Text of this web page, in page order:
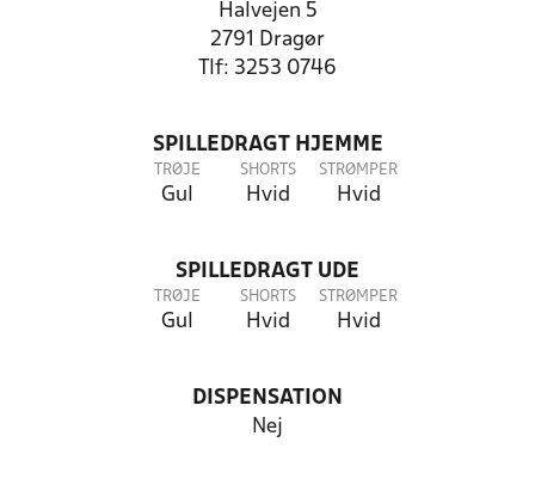
Halvejen 5
2791 Dragør
Tlf: 3253 0746
SPILLEDRAGT HJEMME
TRØJE
Gul
SHORTS
Hvid
STRØMPER
Hvid
SPILLEDRAGT UDE
TRØJE
Gul
SHORTS
Hvid
STRØMPER
Hvid
DISPENSATION
Nej